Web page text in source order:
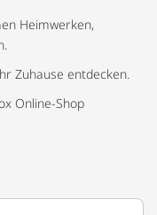
Heimwerken,
Zuhause entdecken.
Online-Shop